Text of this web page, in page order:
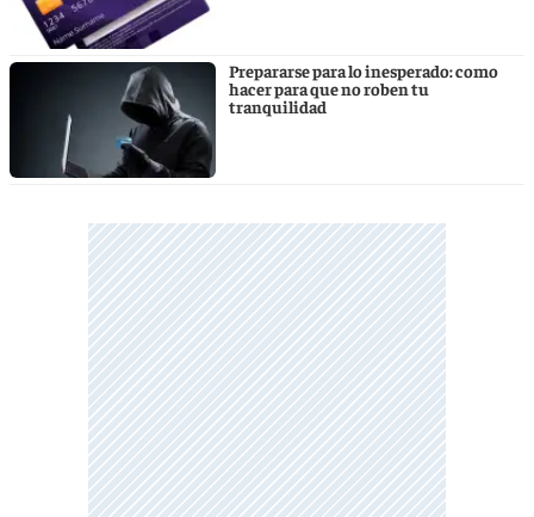
Prepararse para lo inesperado: como
hacer para que no roben tu
tranquilidad